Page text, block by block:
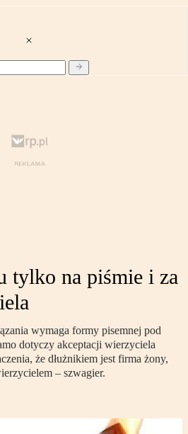
tylko na piśmie i za
wymaga formy pisemnej pod
dotyczy akceptacji wierzyciela
że dłużnikiem jest firma żony,
– szwagier.